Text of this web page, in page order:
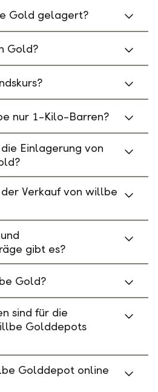
Gold gelagert?
Gold?
nur 1-Kilo-Barren?
Einlagerung von
Verkauf von willbe
gibt es?
Gold?
sind für die
Golddepots
Golddepot online